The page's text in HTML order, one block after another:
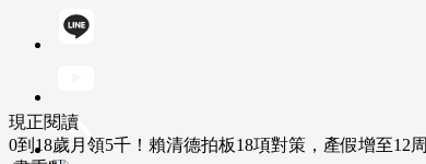
現正閱讀
0到18歲月領5千！賴清德拍板18項對策，產假增至12周